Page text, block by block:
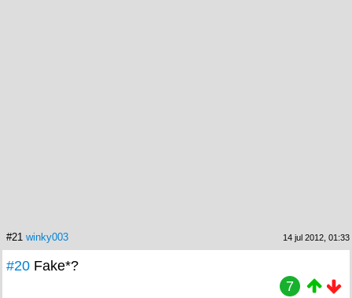
#21 winky003 14 jul 2012, 01:33
#20 Fake*?
7